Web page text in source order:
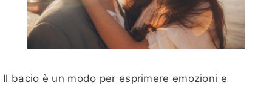
Il bacio è un modo per esprimere emozioni e